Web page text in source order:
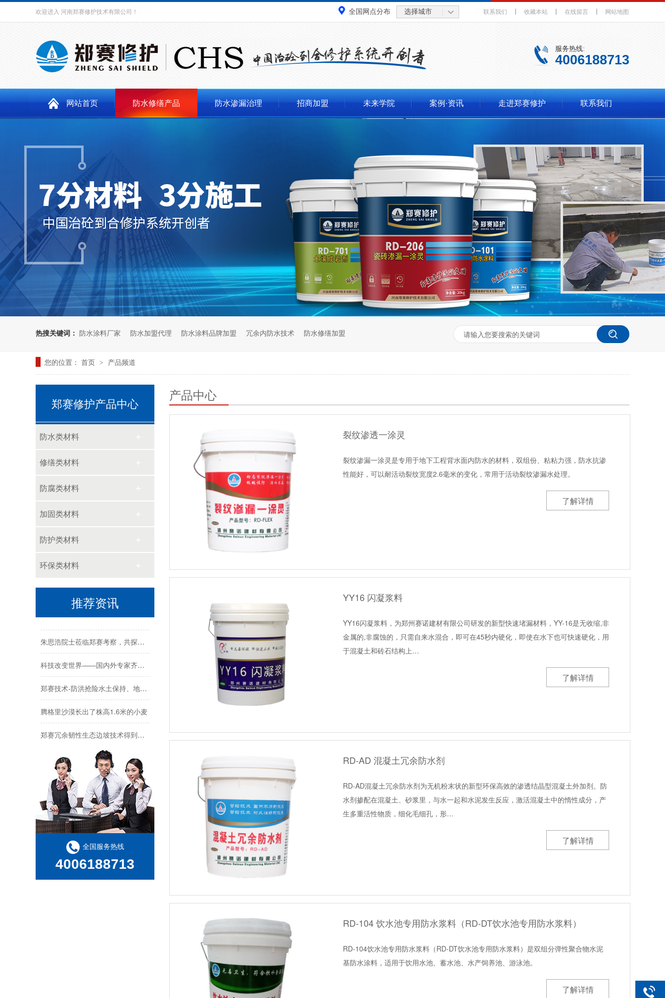
联系我们 收藏本站 在线留言 网站地图
全国网点分布 选择城市
欢迎进入 河南郑赛修护技术有限公司 ！
服务热线:
4006188713
网站首页 防水修缮产品 防水渗漏治理 招商加盟 未来学院 案例·资讯 走进郑赛修护 联系我们
热搜关键词： 防水涂料厂家 防水加盟代理 防水涂料品牌加盟 冗余内防水技术 防水修缮加盟
您的位置： 首页 > 产品频道
产品中心
裂纹渗透一涂灵
裂纹渗漏一涂灵是专用于地下工程背水面内防水的材料，双组份、粘粘力强，防水抗渗
性能好，可以耐活动裂纹宽度2.6毫米的变化，常用于活动裂纹渗漏水处理。
了解详情
YY16 闪凝浆料
YY16闪凝浆料，为郑州赛诺建材有限公司研发的新型快速堵漏材料，YY-16是无收缩,非
金属的,非腐蚀的，只需自来水混合，即可在45秒内硬化，即使在水下也可快速硬化，用
于混凝土和砖石结构上…
了解详情
RD-AD 混凝土冗余防水剂
RD-AD混凝土冗余防水剂为无机粉末状的新型环保高效的渗透结晶型混凝土外加剂。防
水剂掺配在混凝土、砂浆里，与水一起和水泥发生反应，激活混凝土中的惰性成分，产
生多重活性物质，细化毛细孔，形…
了解详情
RD-104 饮水池专用防水浆料（RD-DT饮水池专用防水浆料）
RD-104饮水池专用防水浆料（RD-DT饮水池专用防水浆料）是双组分弹性聚合物水泥
基防水涂料，适用于饮用水池、蓄水池、水产饲养池、游泳池。
了解详情
郑赛修护产品中心
防水类材料
修缮类材料
防腐类材料
加固类材料
防护类材料
环保类材料
推荐资讯
王福州总获聘国科交通创新技术研究院学术顾问
朱思浩院士莅临郑赛考察，共探粮食安全合作
科技改变世界——国内外专家齐聚郑赛地球空间生态修护国际论坛
郑赛技术-防洪抢险水土保持、地质灾害防护被再次验证
腾格里沙漠长出了株高1.6米的小麦
郑赛冗余韧性生态边坡技术得到认可
官宣！郑赛修护董事长王福州受聘中山大学校外行业导师
郑赛修护精彩亮相第十届工程建设防水防护与修复技术交流会
全国服务热线
4006188713